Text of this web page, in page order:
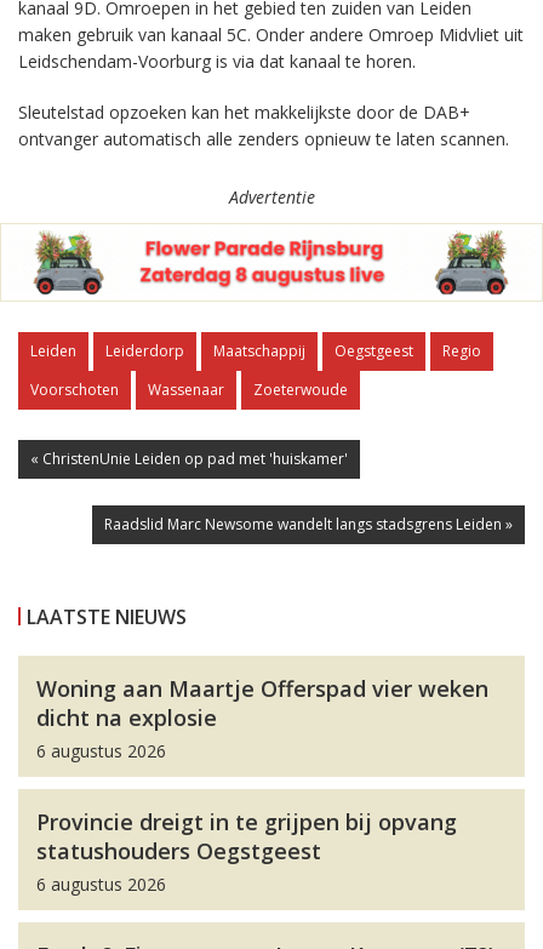
kanaal 9D. Omroepen in het gebied ten zuiden van Leiden
maken gebruik van kanaal 5C. Onder andere Omroep Midvliet uit
Leidschendam-Voorburg is via dat kanaal te horen.
Sleutelstad opzoeken kan het makkelijkste door de DAB+
ontvanger automatisch alle zenders opnieuw te laten scannen.
Advertentie
Leiden Leiderdorp Maatschappij Oegstgeest
Regio
Voorschoten
Wassenaar Zoeterwoude
« ChristenUnie Leiden op pad met 'huiskamer'
Raadslid Marc Newsome wandelt langs stadsgrens Leiden »
LAATSTE NIEUWS
Woning aan Maartje Offerspad vier weken
dicht na explosie
6 augustus 2026
Provincie dreigt in te grijpen bij opvang
statushouders Oegstgeest
6 augustus 2026